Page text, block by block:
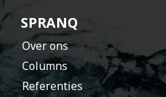
ht
SPRANQ
Over ons
Columns
Referenties